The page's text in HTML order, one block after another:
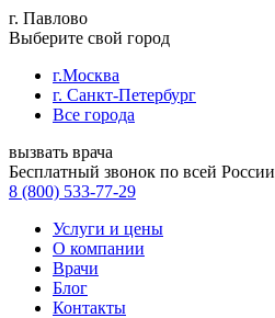
г. Павлово
Выберите свой город
г.Москва
г. Санкт-Петербург
Все города
вызвать врача
Бесплатный звонок по всей России
8 (800) 533-77-29
Услуги и цены
О компании
Врачи
Блог
Контакты